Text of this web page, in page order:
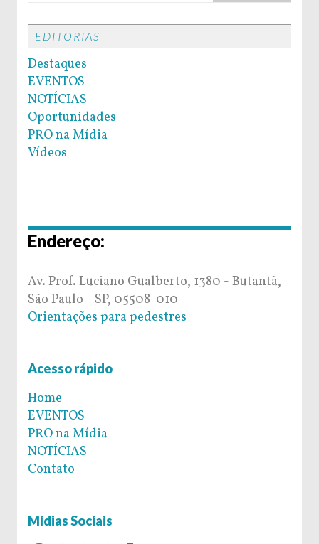
EDITORIAS
Destaques
EVENTOS
NOTÍCIAS
Oportunidades
PRO na Mídia
Vídeos
Endereço:
Av. Prof. Luciano Gualberto, 1380 - Butantã,
São Paulo - SP, 05508-010
Orientações para pedestres
Acesso rápido
Home
EVENTOS
PRO na Mídia
NOTÍCIAS
Contato
Mídias Sociais